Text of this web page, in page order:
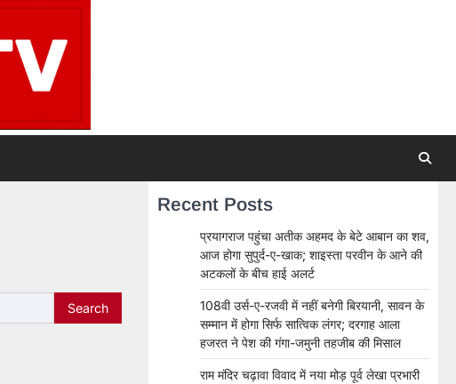
Recent Posts
प्रयागराज पहुंचा अतीक अहमद के बेटे आबान का शव,
आज होगा सुपुर्द-ए-खाक; शाइस्ता परवीन के आने की
अटकलों के बीच हाई अलर्ट
108वी उर्स-ए-रजवी में नहीं बनेगी बिरयानी, सावन के
सम्मान में होगा सिर्फ सात्विक लंगर; दरगाह आला
हजरत ने पेश की गंगा-जमुनी तहजीब की मिसाल
राम मंदिर चढ़ावा विवाद में नया मोड़ पूर्व लेखा प्रभारी